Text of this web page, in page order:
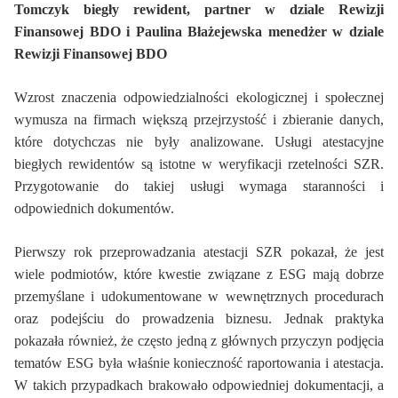
Tomczyk biegły rewident, partner w dziale Rewizji
Finansowej BDO i Paulina Błażejewska menedżer w dziale
Rewizji Finansowej BDO
Wzrost znaczenia odpowiedzialności ekologicznej i społecznej
wymusza na firmach większą przejrzystość i zbieranie danych,
które dotychczas nie były analizowane. Usługi atestacyjne
biegłych rewidentów są istotne w weryfikacji rzetelności SZR.
Przygotowanie do takiej usługi wymaga staranności i
odpowiednich dokumentów.
Pierwszy rok przeprowadzania atestacji SZR pokazał, że jest
wiele podmiotów, które kwestie związane z ESG mają dobrze
przemyślane i udokumentowane w wewnętrznych procedurach
oraz podejściu do prowadzenia biznesu. Jednak praktyka
pokazała również, że często jedną z głównych przyczyn podjęcia
tematów ESG była właśnie konieczność raportowania i atestacja.
W takich przypadkach brakowało odpowiedniej dokumentacji, a